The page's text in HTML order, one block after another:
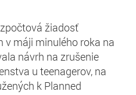
žiadosť
v máji minulého roka na
návrh na zrušenie
u teenagerov, na
k Planned